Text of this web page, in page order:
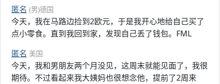
匿名 (男)德国
今天，我在马路边捡到2欧元，于是我开心地给自己买了
点小零食。直到我回到家，发现自己丢了钱包。FML
匿名 美国
今天，我和男朋友两个月没见，这周末就能见面了，我很
期待。不过看起来我大姨妈也很想念他，提前了2周来